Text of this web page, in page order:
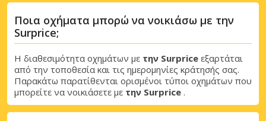
Ποια οχήματα μπορώ να νοικιάσω με την
Surprice;
Η διαθεσιμότητα οχημάτων με την Surprice εξαρτάται
από την τοποθεσία και τις ημερομηνίες κράτησής σας.
Παρακάτω παρατίθενται ορισμένοι τύποι οχημάτων που
μπορείτε να νοικιάσετε με την Surprice .